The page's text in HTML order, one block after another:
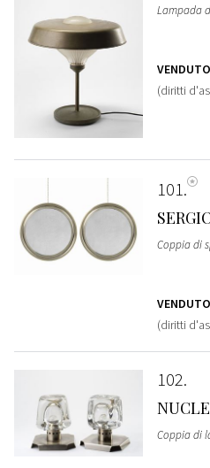
Lampada
VENDUTO
(diritti
101
Coppia di
VENDUTO
(diritti
102
Coppia di